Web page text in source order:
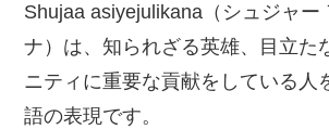
Shujaa asiyejulikana（シュジャー
ナ）は、知られざる英雄、目立た
ニティに重要な貢献をしている人
語の表現です。